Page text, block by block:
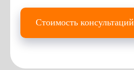
Стоимость консультаций